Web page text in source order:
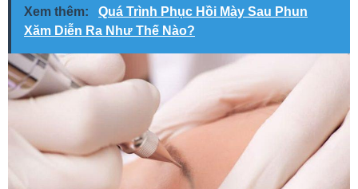
Xem thêm:
Quá Trình Phục Hồi Mày Sau Phun
Xăm Diễn Ra Như Thế Nào?